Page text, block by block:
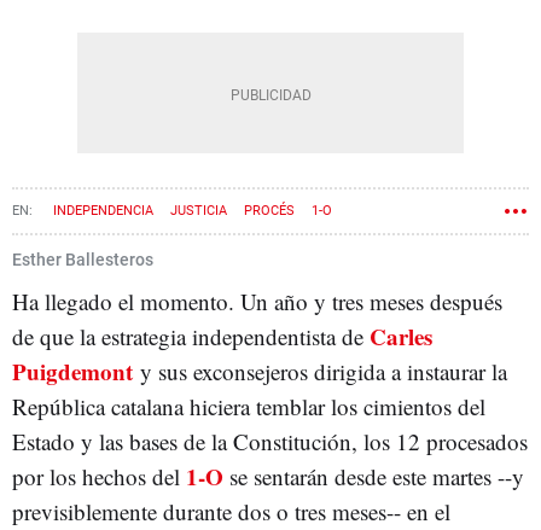
INDEPENDENCIA JUSTICIA PROCÉS 1-O
Esther Ballesteros
Ha llegado el momento. Un año y tres meses después
de que la estrategia independentista de Carles
Puigdemont y sus exconsejeros dirigida a instaurar la
República catalana hiciera temblar los cimientos del
Estado y las bases de la Constitución, los 12 procesados
por los hechos del 1-O se sentarán desde este martes --y
previsiblemente durante dos o tres meses-- en el